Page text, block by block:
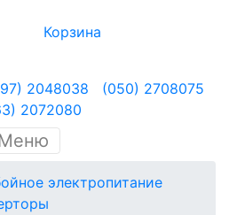
Корзина
2048038
(050) 2708075
2072080
электропитание